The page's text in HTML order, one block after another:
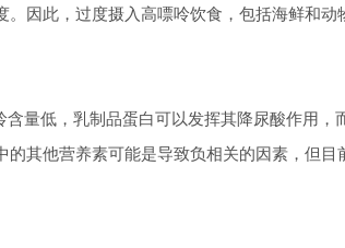
因此，过度摄入高嘌呤饮食，包括海鲜和动
量低，乳制品蛋白可以发挥其降尿酸作用，
其他营养素可能是导致负相关的因素，但目